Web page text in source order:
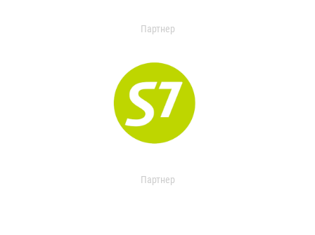
Партнер
Партнер